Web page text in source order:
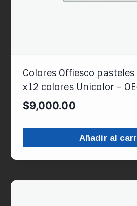
Colores Offiesco
x12 colores Unicolor –
$9,000.00
Añadir al